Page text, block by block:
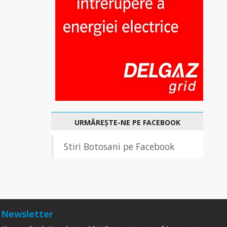
URMĂREȘTE-NE PE FACEBOOK
Stiri Botosani pe Facebook
Newsletter